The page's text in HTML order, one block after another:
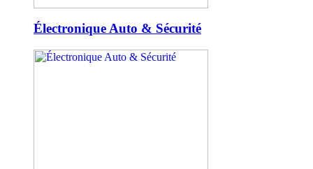
Électronique Auto & Sécurité